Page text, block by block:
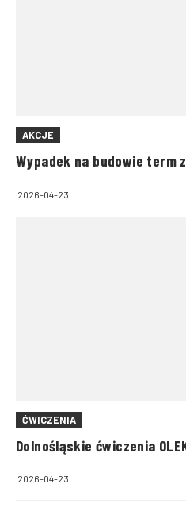
AKCJE
Wypadek na budowie term
2026-04-23
ĆWICZENIA
Dolnośląskie ćwiczenia
2026-04-23